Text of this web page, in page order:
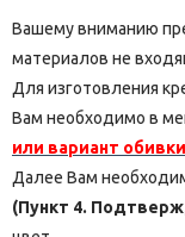
Вашему вниманию
материалов не
Для изготовления
Вам необходимо в
или вариант
Далее Вам
(Пункт 4.